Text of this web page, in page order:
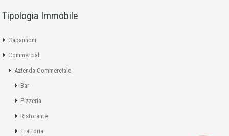
Tipologia Immobile
Capannoni
Commerciali
Azienda Commerciale
Bar
Pizzeria
Ristorante
Trattoria